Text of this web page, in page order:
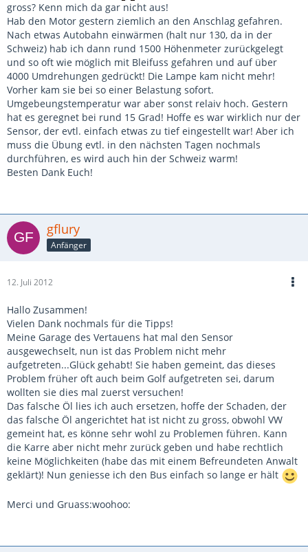
gross? Kenn mich da gar nicht aus!
Hab den Motor gestern ziemlich an den Anschlag gefahren.
Nach etwas Autobahn einwärmen (halt nur 130, da in der
Schweiz) hab ich dann rund 1500 Höhenmeter zurückgelegt
und so oft wie möglich mit Bleifuss gefahren und auf über
4000 Umdrehungen gedrückt! Die Lampe kam nicht mehr!
Vorher kam sie bei so einer Belastung sofort.
Umgebeungstemperatur war aber sonst relaiv hoch. Gestern
hat es geregnet bei rund 15 Grad! Hoffe es war wirklich nur der
Sensor, der evtl. einfach etwas zu tief eingestellt war! Aber ich
muss die Übung evtl. in den nächsten Tagen nochmals
durchführen, es wird auch hin der Schweiz warm!
Besten Dank Euch!
gflury
Anfänger
12. Juli 2012
Hallo Zusammen!
Vielen Dank nochmals für die Tipps!
Meine Garage des Vertauens hat mal den Sensor
ausgewechselt, nun ist das Problem nicht mehr
aufgetreten...Glück gehabt! Sie haben gemeint, das dieses
Problem früher oft auch beim Golf aufgetreten sei, darum
wollten sie dies mal zuerst versuchen!
Das falsche Öl lies ich auch ersetzen, hoffe der Schaden, der
das falsche Öl angerichtet hat ist nicht zu gross, obwohl VW
gemeint hat, es könne sehr wohl zu Problemen führen. Kann
die Karre aber nicht mehr zurück geben und habe rechtlich
keine Möglichkeiten (habe das mit einem Befreundeten Anwalt
geklärt)! Nun geniesse ich den Bus einfach so lange er hält
Merci und Gruass:woohoo: